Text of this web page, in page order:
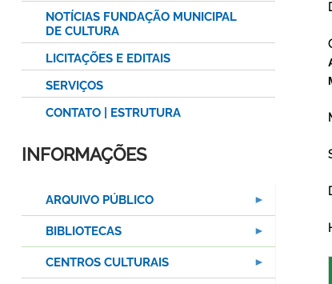
NOTÍCIAS FUNDAÇÃO MUNICIPAL
DE CULTURA
LICITAÇÕES E EDITAIS
SERVIÇOS
CONTATO | ESTRUTURA
INFORMAÇÕES
ARQUIVO PÚBLICO
BIBLIOTECAS
CENTROS CULTURAIS